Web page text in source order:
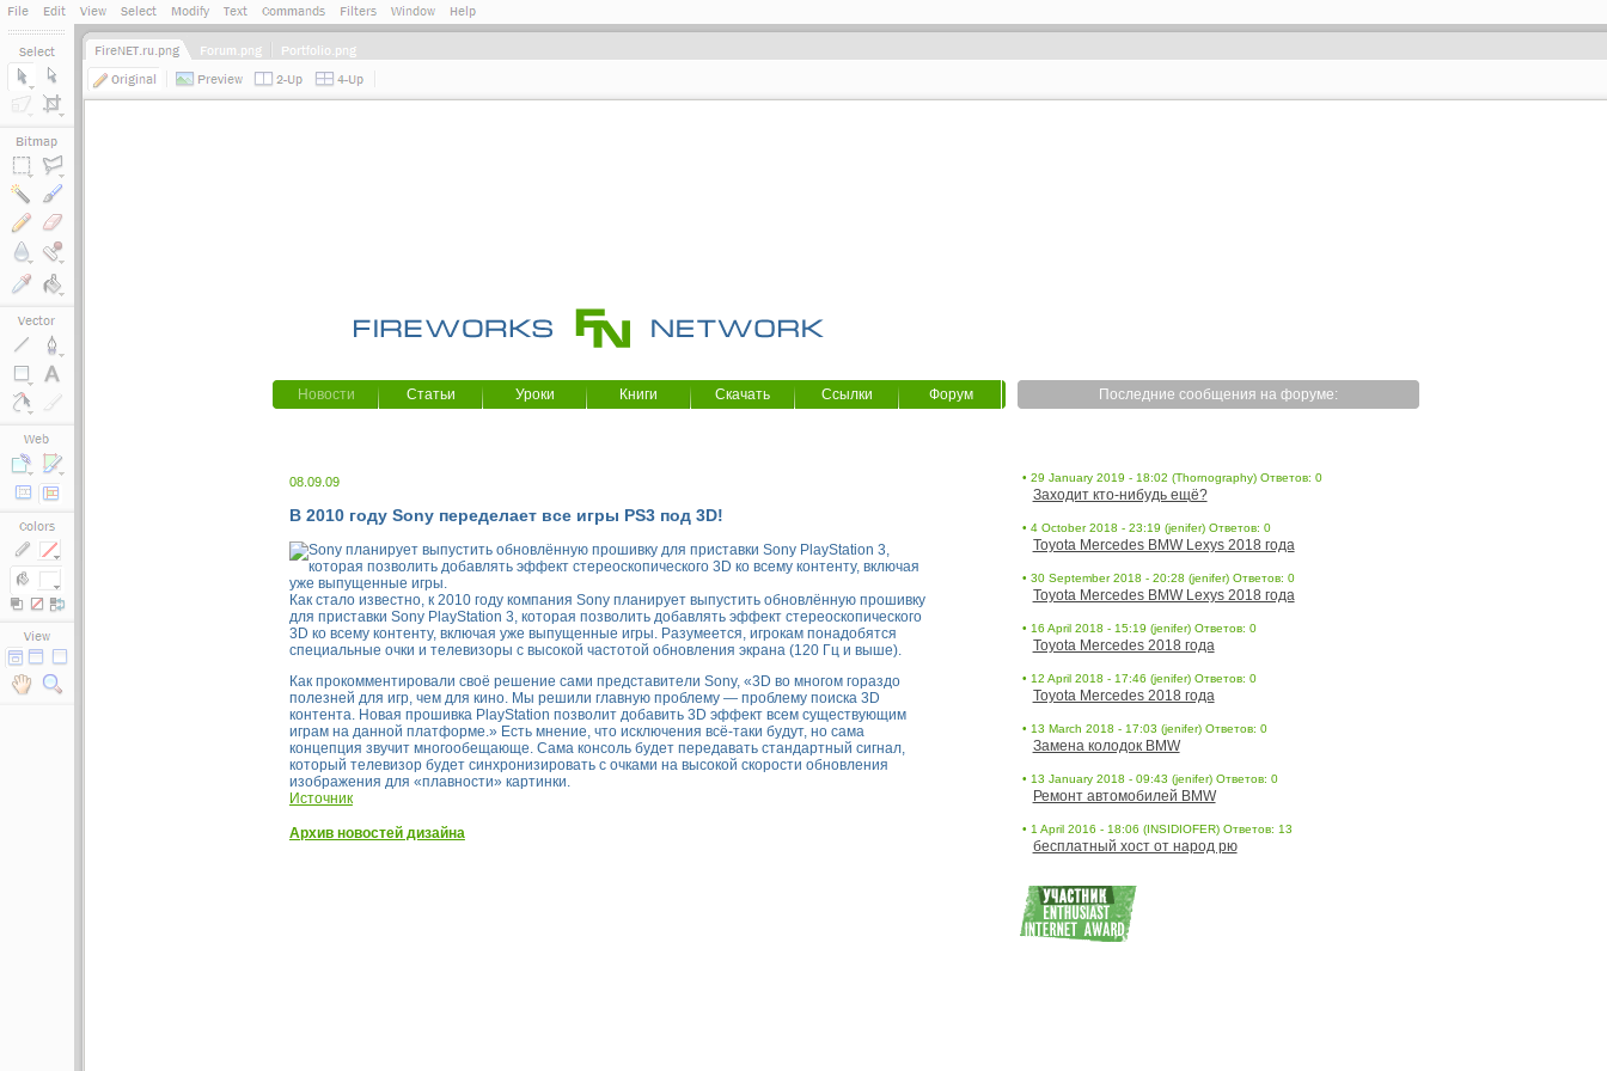
Новости Статьи Уроки Книги Скачать Ссылки Форум Последние сообщения на форуме:
• 29 January 2019 - 18:02 (Thornography) Ответов: 0
Заходит кто-нибудь ещё?
• 4 October 2018 - 23:19 (jenifer) Ответов: 0
Toyota Mercedes BMW Lexys 2018 года
• 30 September 2018 - 20:28 (jenifer) Ответов: 0
Toyota Mercedes BMW Lexys 2018 года
• 16 April 2018 - 15:19 (jenifer) Ответов: 0
Toyota Mercedes 2018 года
• 12 April 2018 - 17:46 (jenifer) Ответов: 0
Toyota Mercedes 2018 года
• 13 March 2018 - 17:03 (jenifer) Ответов: 0
Замена колодок BMW
• 13 January 2018 - 09:43 (jenifer) Ответов: 0
Ремонт автомобилей BMW
• 1 April 2016 - 18:06 (INSIDIOFER) Ответов: 13
бесплатный хост от народ рю
08.09.09
В 2010 году Sony переделает все игры PS3 под 3D!
Как стало известно, к 2010 году компания Sony планирует выпустить обновлённую прошивку
для приставки Sony PlayStation 3, которая позволить добавлять эффект стереоскопического
3D ко всему контенту, включая уже выпущенные игры. Разумеется, игрокам понадобятся
специальные очки и телевизоры с высокой частотой обновления экрана (120 Гц и выше).
Как прокомментировали своё решение сами представители Sony, «3D во многом гораздо
полезней для игр, чем для кино. Мы решили главную проблему — проблему поиска 3D
контента. Новая прошивка PlayStation позволит добавить 3D эффект всем существующим
играм на данной платформе.» Есть мнение, что исключения всё-таки будут, но сама
концепция звучит многообещающе. Сама консоль будет передавать стандартный сигнал,
который телевизор будет синхронизировать с очками на высокой скорости обновления
изображения для «плавности» картинки.
Источник
Архив новостей дизайна